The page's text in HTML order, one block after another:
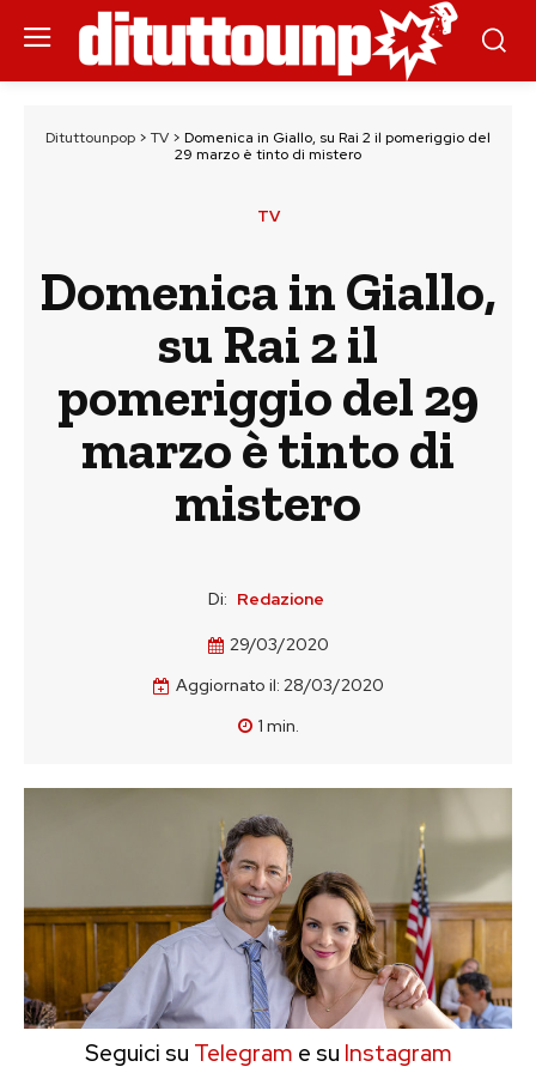
Dituttounpop > TV > Domenica in Giallo, su Rai 2 il pomeriggio del
29 marzo è tinto di mistero
TV
Domenica in Giallo,
su Rai 2 il
pomeriggio del 29
marzo è tinto di
mistero
Di: Redazione
29/03/2020
Aggiornato il: 28/03/2020
1 min.
Seguici su Telegram e su Instagram